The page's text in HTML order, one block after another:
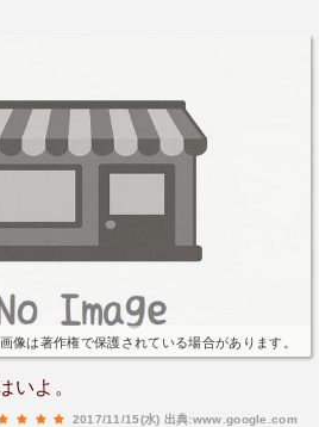
画像は著作権で保護されている場合があります。
よ。
2017/11/15(水) 出典:www.google.com